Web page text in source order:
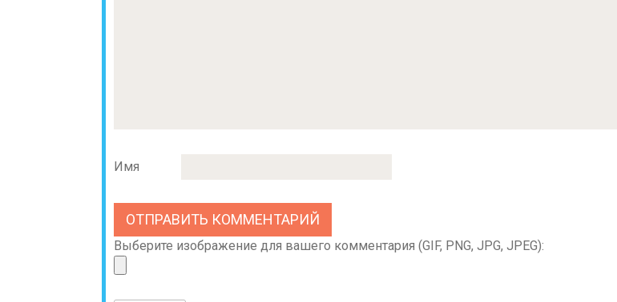
Имя
Выберите изображение для вашего комментария (GIF, PNG, JPG, JPEG):